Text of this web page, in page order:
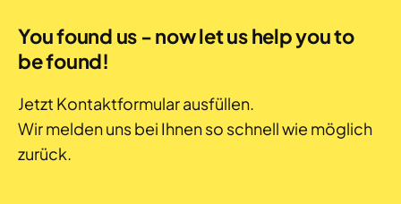
You found us - now let us help you to
be found!
Jetzt Kontaktformular ausfüllen.
Wir melden uns bei Ihnen so schnell wie möglich
zurück.